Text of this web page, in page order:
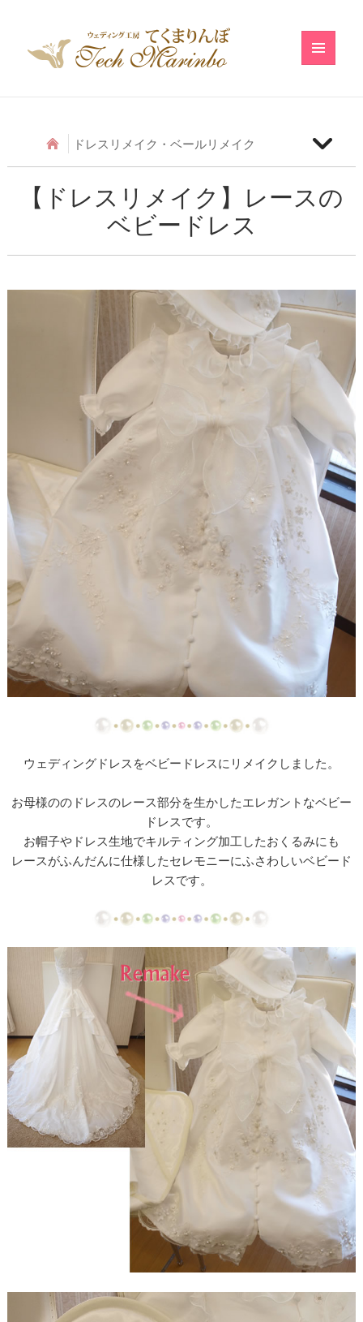
ドレスリメイク・ベールリメイク
【ドレスリメイク】アシメトリーフリルのベビード
【ドレスリメイク】ふわふわ巻きバラのベビードレ
【ドレスリメイク】ストライプスカートのベビード
【ドレスリメイク】フラワーモチーフのポーチ＆ク
ッションカバー
【ドレスリメイク】ふわふわオーバースカートのツ
ーウェイベビードレス
【ドレスリメイク】ベビードレス＆お宮参りケープ
【ドレスリメイク】ママとお揃いリボンのベビード
【ドレス＆ベールリメイク】ラブリーリボンのベビ
ードレス
【ドレスリメイク】ふんわりチュールのベビードレ
ス
【ドレスリメイク】ミカドサテンのベビードレスⅡ
【ドレスリメイク】レースとチュールのふんわりベ
【ドレスリメイク】カラードレスリメイクのベビー
【ドレスリメイク】体重ベアドレスとバッグ
【ドレスリメイク】お花のアクセサリーボックス
【ドレス・タキシードリメイク】フレーム型ミニチ
ュアと日傘
【ドレスリメイク】スカートとショールとコサージ
【ドレスリメイク】レースのベビードレスと1/4ミニ
チュアドレス
【ドレスリメイク】ラビットペアのドレス＆タキシ
【ドレスリメイク】セレモニーバッグ＆ポーチ
【ドレスリメイク】夢みるフリルのベビードレス
【ドレスリメイク】ダッフィーとシェリーメイのウ
ェディングドレス
【ドレスリメイク】レースの
ベビードレス
ウェディングドレスをベビードレスにリメイクしました。
お母様ののドレスのレース部分を生かしたエレガントなベビー
ドレスです。
お帽子やドレス生地でキルティング加工したおくるみにも
レースがふんだんに仕様したセレモニーにふさわしいベビード
レスです。